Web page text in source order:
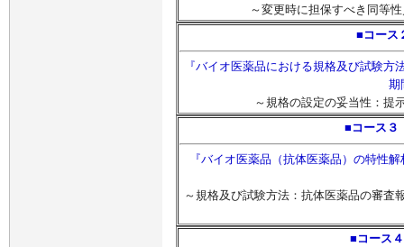
～変更時に担保すべき同等
■コース
『バイオ医薬品における規格及び試験
期
～規格の設定の妥当性：提
■コース３
『バイオ医薬品（抗体医薬品）の特性
～規格及び試験方法：抗体医薬品の審査
■コース